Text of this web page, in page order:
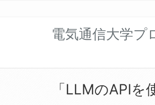
電気通信大学プ
「LLMのAPI